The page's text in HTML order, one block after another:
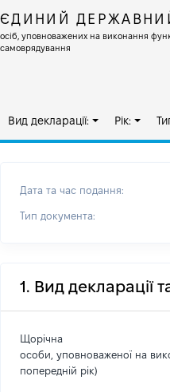
ЄДИНИЙ
осіб, уповноважених на виконання
самоврядування
Вид декларації: Рік:
Дата та час подання:
Тип документа:
1. Вид декларації
Щорічна
особи, уповноваженої на
попередній рік)